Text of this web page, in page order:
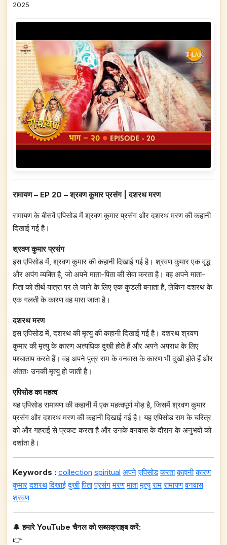
2025
रामायण – EP 20 – श्रवण कुमार प्रसंग | दशरथ मरण
रामायण के बीसवें एपिसोड में श्रवण कुमार प्रसंग और दशरथ मरण की कहानी
दिखाई गई है।
श्रवण कुमार प्रसंग
इस एपिसोड में, श्रवण कुमार की कहानी दिखाई गई है। श्रवण कुमार एक वृद्ध
और अपंग व्यक्ति है, जो अपने माता-पिता की सेवा करता है। वह अपने माता-
पिता को तीर्थ यात्रा पर ले जाने के लिए एक कुंडली बनाता है, लेकिन दशरथ के
एक गलती के कारण वह मारा जाता है।
दशरथ मरण
इस एपिसोड में, दशरथ की मृत्यु की कहानी दिखाई गई है। दशरथ श्रवण
कुमार की मृत्यु के कारण अत्यधिक दुखी होते हैं और अपने अपराध के लिए
पश्चाताप करते हैं। वह अपने पुत्र राम के वनवास के कारण भी दुखी होते हैं और
अंततः उनकी मृत्यु हो जाती है।
एपिसोड का महत्व
यह एपिसोड रामायण की कहानी में एक महत्वपूर्ण मोड़ है, जिसमें श्रवण कुमार
प्रसंग और दशरथ मरण की कहानी दिखाई गई है। यह एपिसोड राम के चरित्र
को और गहराई से प्रकट करता है और उनके वनवास के दौरान के अनुभवों को
दर्शाता है।
Keywords : collection spiritual अपने एपिसोड करता कहानी कारण
कुमार दशरथ दिखाई दुखी पिता प्रसंग मरण माता मृत्यु राम रामायण वनवास
श्रवण
🔔हमारे YouTube चैनल को सब्सक्राइब करें:
👉